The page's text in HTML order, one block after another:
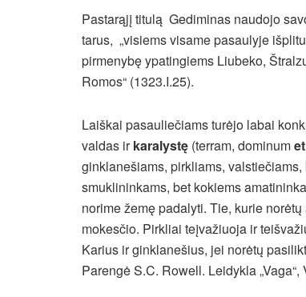
Pastarąjį titulą Gediminas naudojo
tarus, „visiems visame pasaulyje
pirmenybę ypatingiems Liubeko,
Romos“ (1323.I.25).
Laiškai pasauliečiams turėjo labai
valdas irkaralystę (terram, dominum
ginklanešiams, pirkliams,
smuklininkams, bet kokiems
norime žemę padalyti. Tie, kurie
mokesčio. Pirkliai teįvažiuoja ir
Karius ir ginklanešius, jei norėtų
Parengė S.C. Rowell. Leidykla